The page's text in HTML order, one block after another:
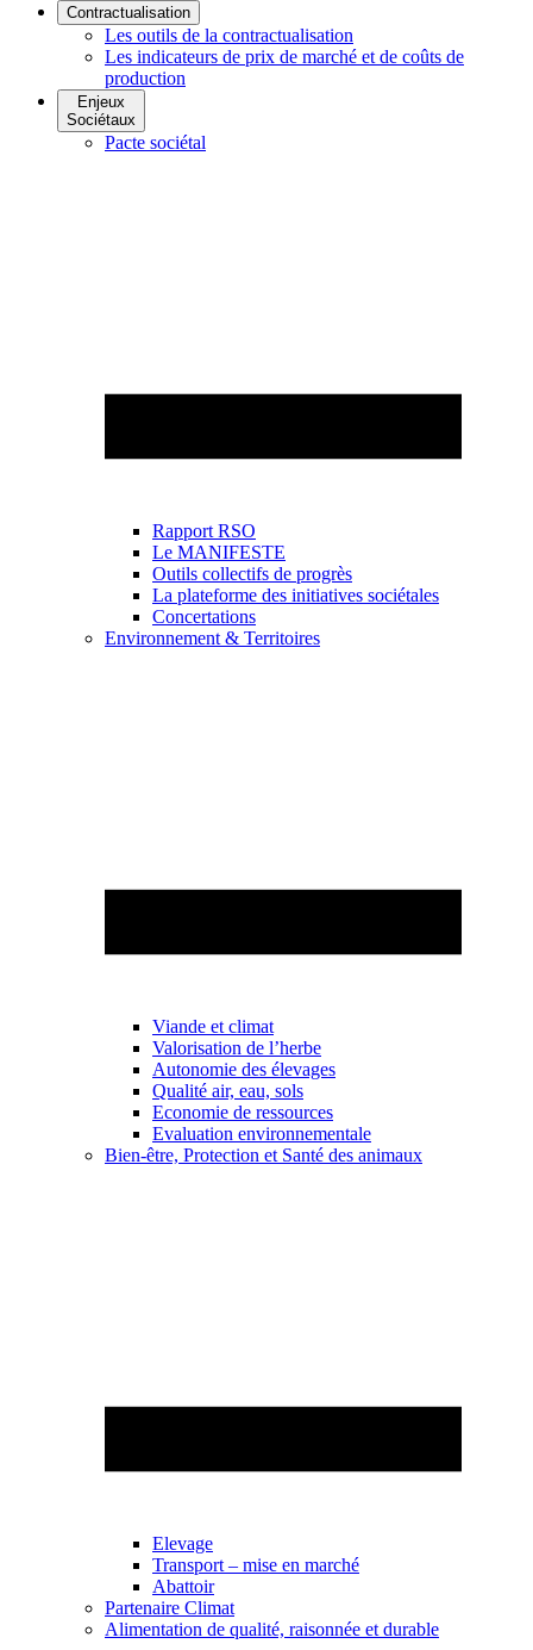
Contractualisation
Les outils de la contractualisation
Les indicateurs de prix de marché et de coûts de
production
Enjeux
Sociétaux
Pacte sociétal
Rapport RSO
Le MANIFESTE
Outils collectifs de progrès
La plateforme des initiatives sociétales
Concertations
Environnement & Territoires
Viande et climat
Valorisation de l’herbe
Autonomie des élevages
Qualité air, eau, sols
Economie de ressources
Evaluation environnementale
Bien-être, Protection et Santé des animaux
Elevage
Transport – mise en marché
Abattoir
Partenaire Climat
Alimentation de qualité, raisonnée et durable